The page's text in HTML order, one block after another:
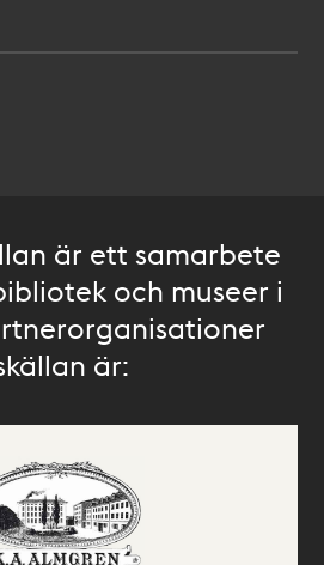
är ett samarbete
och museer i
är: